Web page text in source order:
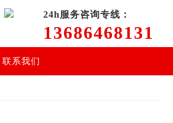
24h服务咨询专线：
13686468131
联系我们